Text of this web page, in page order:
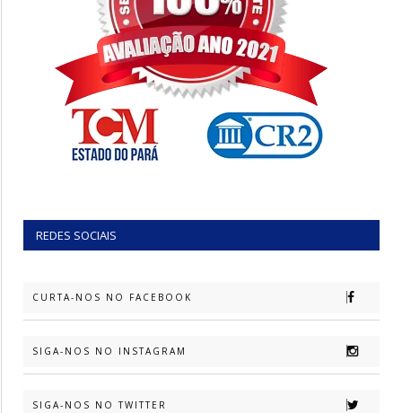
REDES SOCIAIS
CURTA-NOS NO FACEBOOK
SIGA-NOS NO INSTAGRAM
SIGA-NOS NO TWITTER